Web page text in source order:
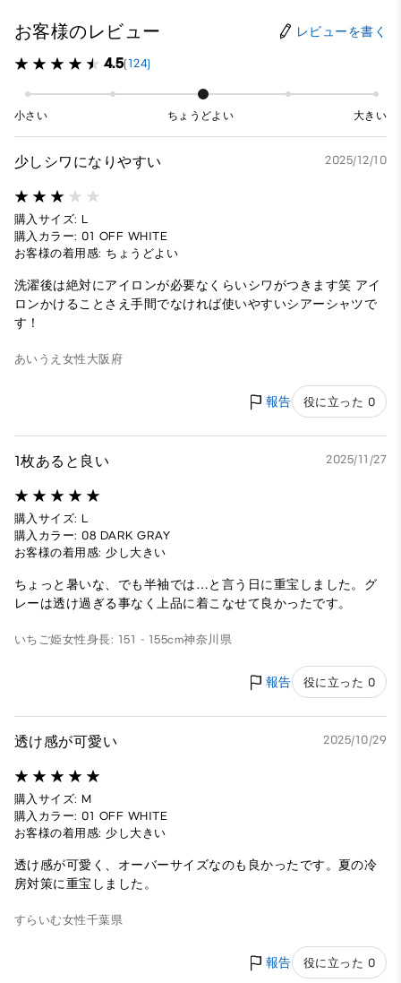
お客様のレビュー レビューを書く
4.5(124)
小さい ちょうどよい 大きい
少しシワになりやすい 2025/12/10
購入サイズ: L
購入カラー: 01 OFF WHITE
お客様の着用感: ちょうどよい
洗濯後は絶対にアイロンが必要なくらいシワがつきます笑 アイ
ロンかけることさえ手間でなければ使いやすいシアーシャツで
す！
あいうえ 女性 大阪府
報告 役に立った 0
1枚あると良い 2025/11/27
購入サイズ: L
購入カラー: 08 DARK GRAY
お客様の着用感: 少し大きい
ちょっと暑いな、でも半袖では…と言う日に重宝しました。グ
レーは透け過ぎる事なく上品に着こなせて良かったです。
いちご姫女性身長: 151 - 155cm神奈川県
報告 役に立った 0
透け感が可愛い 2025/10/29
購入サイズ: M
購入カラー: 01 OFF WHITE
お客様の着用感: 少し大きい
透け感が可愛く、オーバーサイズなのも良かったです。夏の冷
房対策に重宝しました。
すらいむ女性千葉県
報告 役に立った 0